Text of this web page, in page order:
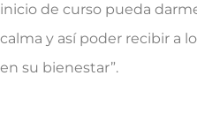
inicio de curso pueda
calma y así poder recibir a
en su bienestar”.